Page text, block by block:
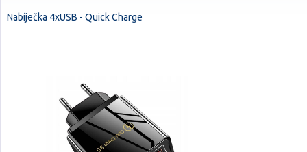
Nabíječka 4xUSB - Quick Charge